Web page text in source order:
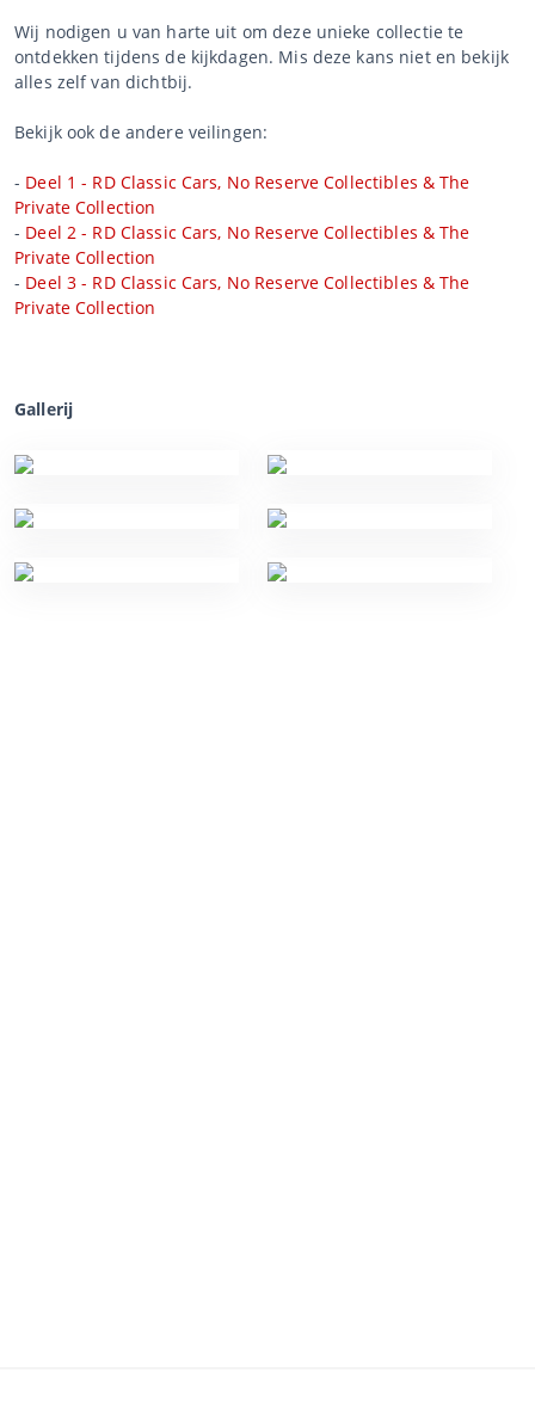
Wij nodigen u van harte uit om deze unieke collectie te
ontdekken tijdens de kijkdagen. Mis deze kans niet en bekijk
alles zelf van dichtbij.
Bekijk ook de andere veilingen:
- Deel 1 - RD Classic Cars, No Reserve Collectibles & The
Private Collection
- Deel 2 - RD Classic Cars, No Reserve Collectibles & The
Private Collection
- Deel 3 - RD Classic Cars, No Reserve Collectibles & The
Private Collection
Gallerij